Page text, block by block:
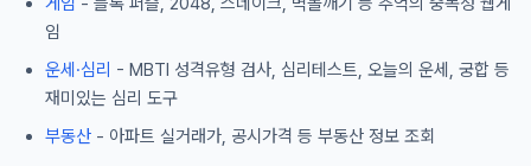
임
운세·심리 - MBTI 성격유형 검사, 심리테스트, 오늘의 운세, 궁합 등
재미있는 심리 도구
부동산 - 아파트 실거래가, 공시가격 등 부동산 정보 조회